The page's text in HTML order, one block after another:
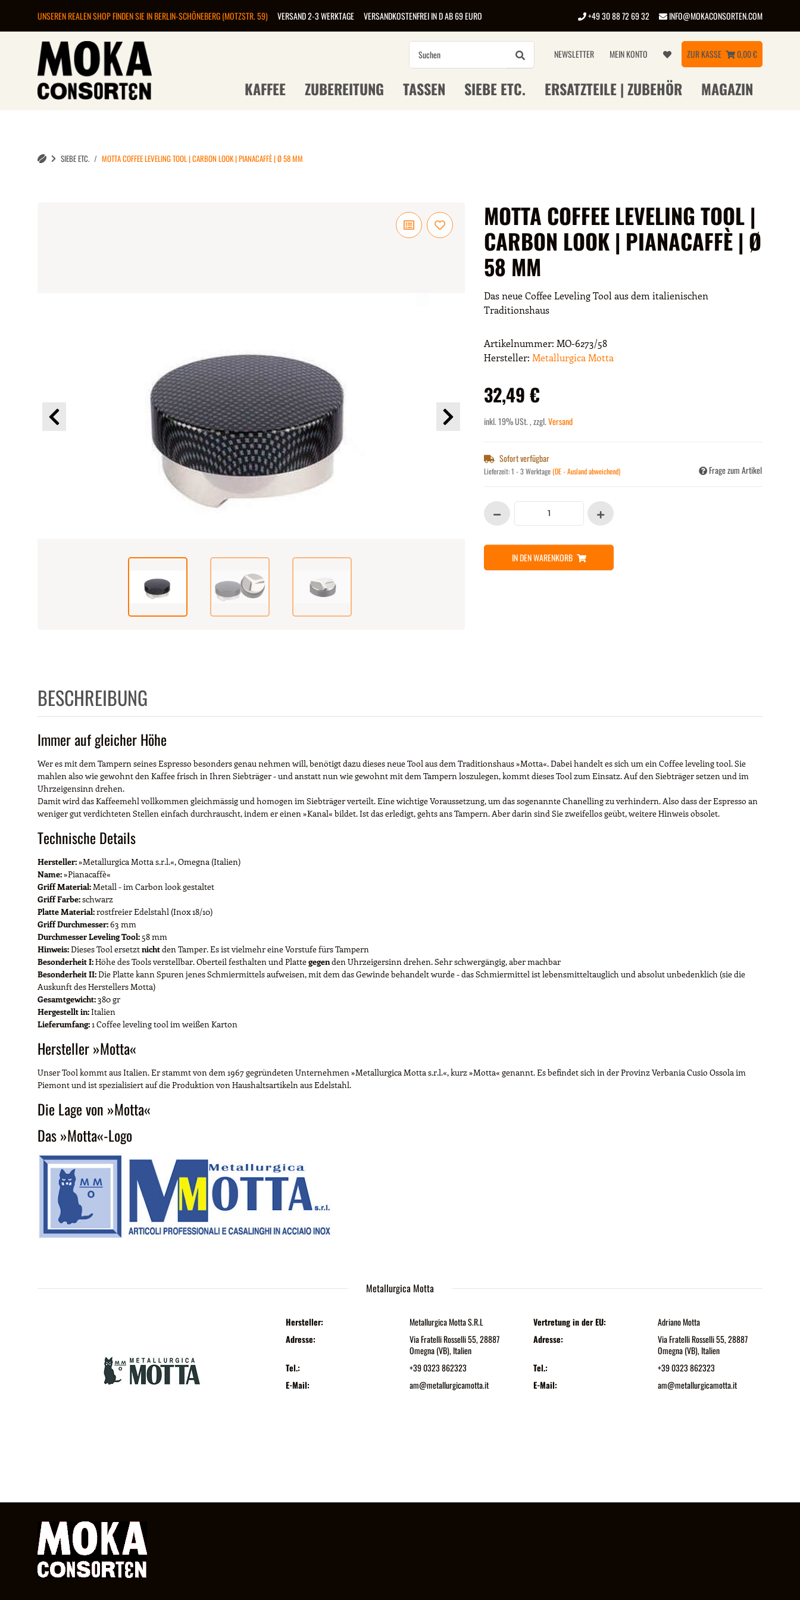
UNSEREN REALEN SHOP FINDEN SIE IN BERLIN-SCHÖNEBERG (MOTZSTR. 59) VERSAND 2-3 WERKTAGE VERSANDKOSTENFREI IN D AB 69 EURO +49 30 88 72 69 32 INFO@MOKACONSORTEN.COM
NEWSLETTER MEIN KONTO ZUR KASSE 0,00 €
KAFFEE ZUBEREITUNG TASSEN SIEBE ETC. ERSATZTEILE | ZUBEHÖR MAGAZIN
SIEBE ETC. MOTTA COFFEE LEVELING TOOL | CARBON LOOK | PIANACAFFÈ | Ø 58 MM
MOTTA COFFEE LEVELING TOOL |
CARBON LOOK | PIANACAFFÈ | Ø
58 MM
Das neue Coffee Leveling Tool aus dem italienischen
Traditionshaus
Artikelnummer: MO-6273/58
Hersteller: Metallurgica Motta
32,49 €
inkl. 19% USt. , zzgl.Versand
Sofort verfügbar
Lieferzeit:1 - 3 Werktage(DE - Ausland abweichend) Frage zum Artikel
IN DEN WARENKORB
BESCHREIBUNG
Immer auf gleicher Höhe
Wer es mit dem Tampern seines Espresso besonders genau nehmen will, benötigt dazu dieses neue Tool aus dem Traditionshaus »Motta«. Dabei handelt es sich um ein Coffee leveling tool. Sie
mahlen also wie gewohnt den Kaffee frisch in Ihren Siebträger - und anstatt nun wie gewohnt mit dem Tampern loszulegen, kommt dieses Tool zum Einsatz. Auf den Siebträger setzen und im
Uhrzeigensinn drehen.
Damit wird das Kaffeemehl vollkommen gleichmässig und homogen im Siebträger verteilt. Eine wichtige Voraussetzung, um das sogenannte Chanelling zu verhindern. Also dass der Espresso an
weniger gut verdichteten Stellen einfach durchrauscht, indem er einen »Kanal« bildet. Ist das erledigt, gehts ans Tampern. Aber darin sind Sie zweifellos geübt, weitere Hinweis obsolet.
Technische Details
Hersteller:»Metallurgica Motta s.r.l.«, Omegna (Italien)
Name:»Pianacaffè«
Griff Material:Metall - im Carbon look gestaltet
Griff Farbe:schwarz
Platte Material:rostfreier Edelstahl (Inox 18/10)
Griff Durchmesser:63 mm
Durchmesser Leveling Tool: 58 mm
Hinweis:Dieses Tool ersetztnichtden Tamper. Es ist vielmehr eine Vorstufe fürs Tampern
Besonderheit I:Höhe des Tools verstellbar. Oberteil festhalten und Plattegegenden Uhrzeigersinn drehen. Sehr schwergängig, aber machbar
Besonderheit II:Die Platte kann Spuren jenes Schmiermittels aufweisen, mit dem das Gewinde behandelt wurde - das Schmiermittel ist lebensmitteltauglich und absolut unbedenklich (sie die
Auskunft des Herstellers Motta)
Gesamtgewicht:380 gr
Hergestellt in:Italien
Lieferumfang:1 Coffee leveling tool im weißen Karton
Hersteller »Motta«
Unser Tool kommt aus Italien. Er stammt von dem 1967 gegründeten Unternehmen »Metallurgica Motta s.r.l.«, kurz »Motta« genannt. Es befindet sich in der Provinz Verbania Cusio Ossola im
Piemont und ist spezialisiert auf die Produktion von Haushaltsartikeln aus Edelstahl.
Die Lage von »Motta«
Das »Motta«-Logo
Metallurgica Motta
Hersteller:
Metallurgica Motta S.R.L
Adresse:
Via Fratelli Rosselli 55, 28887
Omegna (VB), Italien
Tel.:
+39 0323 862323
E-Mail:
am@metallurgicamotta.it
Vertretung in der EU:
Adriano Motta
Adresse:
Via Fratelli Rosselli 55, 28887
Omegna (VB), Italien
Tel.:
+39 0323 862323
E-Mail:
am@metallurgicamotta.it